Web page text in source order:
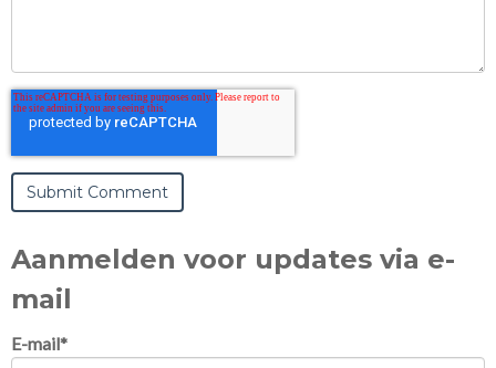
Aanmelden voor updates via e-
mail
E-mail*